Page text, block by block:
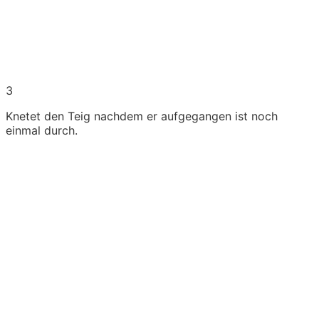
3
Knetet den Teig nachdem er aufgegangen ist noch
einmal durch.